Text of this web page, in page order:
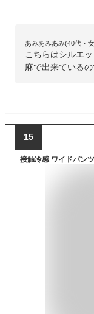
あみあみあみ(40代・
こちらはシルエ
麻で出来ている
15